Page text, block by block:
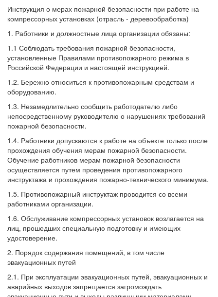
Инструкция о мерах пожарной безопасности при работе на
компрессорных установках (отрасль - деревообработка)
1. Работники и должностные лица организации обязаны:
1.1 Соблюдать требования пожарной безопасности,
установленные Правилами противопожарного режима в
Российской Федерации и настоящей инструкцией.
1.2. Бережно относиться к противопожарным средствам и
оборудованию.
1.3. Незамедлительно сообщить работодателю либо
непосредственному руководителю о нарушениях требований
пожарной безопасности.
1.4. Работники допускаются к работе на объекте только после
прохождения обучения мерам пожарной безопасности.
Обучение работников мерам пожарной безопасности
осуществляется путем проведения противопожарного
инструктажа и прохождения пожарно-технического минимума.
1.5. Противопожарный инструктаж проводится со всеми
работниками организации.
1.6. Обслуживание компрессорных установок возлагается на
лиц, прошедших специальную подготовку и имеющих
удостоверение.
2. Порядок содержания помещений, в том числе
эвакуационных путей
2.1. При эксплуатации эвакуационных путей, эвакуационных и
аварийных выходов запрещается загромождать